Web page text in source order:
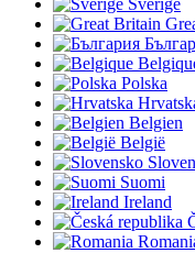
Sverige
Polska
Belgien
België
Suomi
Ireland